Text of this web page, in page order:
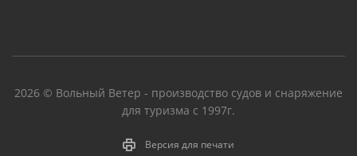
2026 © Вольный Ветер - производство судов и снаряжение
для туризма с 1997г.
Версия для печати